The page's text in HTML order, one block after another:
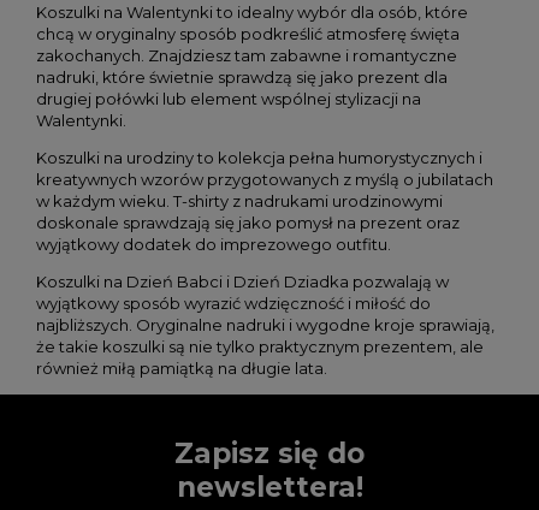
Koszulki na Walentynkito idealny wybór dla osób, które
chcą w oryginalny sposób podkreślić atmosferę święta
zakochanych. Znajdziesz tam zabawne i romantyczne
nadruki, które świetnie sprawdzą się jako prezent dla
drugiej połówki lub element wspólnej stylizacji na
Walentynki.
Koszulki na urodzinyto kolekcja pełna humorystycznych i
kreatywnych wzorów przygotowanych z myślą o jubilatach
w każdym wieku. T-shirty z nadrukami urodzinowymi
doskonale sprawdzają się jako pomysł na prezent oraz
wyjątkowy dodatek do imprezowego outfitu.
Koszulki na Dzień Babci i Dzień Dziadka pozwalają w
wyjątkowy sposób wyrazić wdzięczność i miłość do
najbliższych. Oryginalne nadruki i wygodne kroje sprawiają,
że takie koszulki są nie tylko praktycznym prezentem, ale
również miłą pamiątką na długie lata.
Zapisz się do
newslettera!